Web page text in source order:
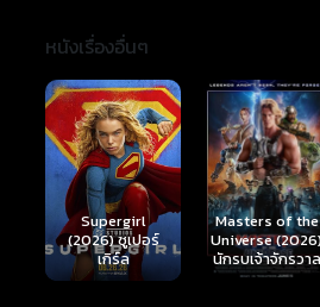
หนังเรื่องอื่นๆ
Masters of the
Universe (2026)
นักรบเจ้าจักรวาล
Hungry (2026)
มันเด้งขึ้นมาแดก